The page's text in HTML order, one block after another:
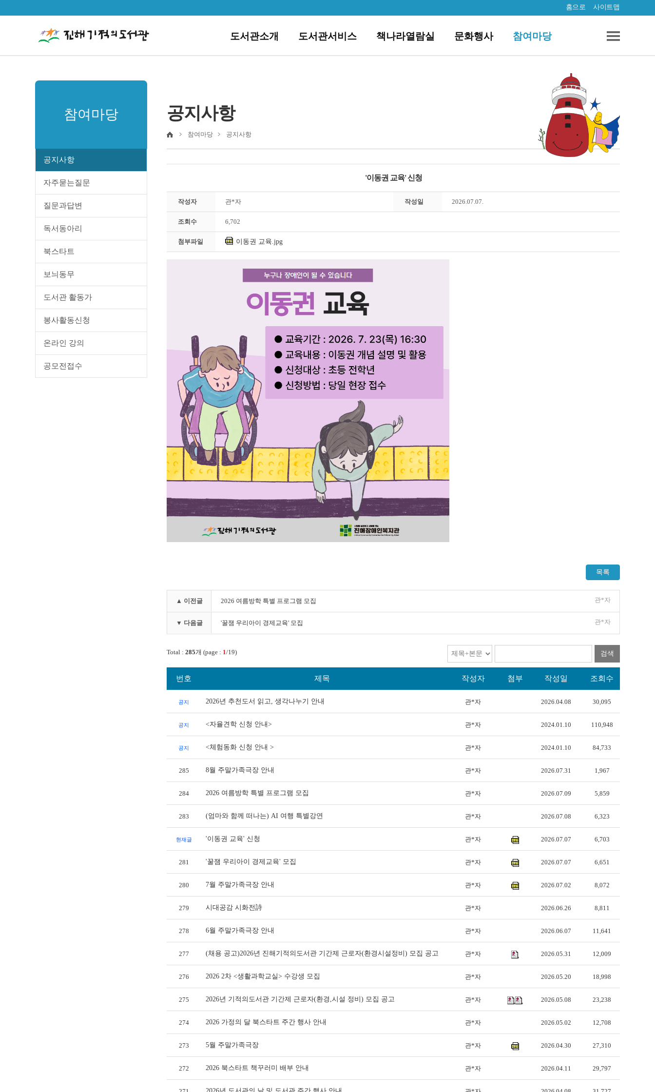
홈으로 사이트맵
도서관소개 도서관서비스 책나라열람실 문화행사 참여마당
전자도서관
참여마당
공지사항
자주묻는질문
질문과답변
독서동아리
북스타트
보늬동무
도서관 활동가
봉사활동신청
온라인 강의
공모전접수
공지사항
참여마당 공지사항
'이동권 교육' 신청
작성자 관*자 작성일 2026.07.07.
조회수 6,702
첨부파일 이동권 교육.jpg
목록
▲ 이전글 2026 여름방학 특별 프로그램 모집 관*자
▼ 다음글 '꿀잼 우리아이 경제교육' 모집 관*자
Total : 285개 (page : 1/19) 검색
번호 제목 작성자 첨부 작성일 조회수
공지 2026년 추천도서 읽고, 생각나누기 안내 관*자 2026.04.08 30,095
공지 <자율견학 신청 안내> 관*자 2024.01.10 110,948
공지 <체험동화 신청 안내 > 관*자 2024.01.10 84,733
285 8월 주말가족극장 안내 관*자 2026.07.31 1,967
284 2026 여름방학 특별 프로그램 모집 관*자 2026.07.09 5,859
283 (엄마와 함께 떠나는) AI 여행 특별강연 관*자 2026.07.08 6,323
현재글 '이동권 교육' 신청 관*자 2026.07.07 6,703
281 '꿀잼 우리아이 경제교육' 모집 관*자 2026.07.07 6,651
280 7월 주말가족극장 안내 관*자 2026.07.02 8,072
279 시대공감 시화전詩 관*자 2026.06.26 8,811
278 6월 주말가족극장 안내 관*자 2026.06.07 11,641
277 (채용 공고)2026년 진해기적의도서관 기간제 근로자(환경시설정비) 모집 공고 관*자 2026.05.31 12,009
276 2026 2차 <생활과학교실> 수강생 모집 관*자 2026.05.20 18,998
275 2026년 기적의도서관 기간제 근로자(환경,시설 정비) 모집 공고 관*자 2026.05.08 23,238
274 2026 가정의 달 북스타트 주간 행사 안내 관*자 2026.05.02 12,708
273 5월 주말가족극장 관*자 2026.04.30 27,310
272 2026 북스타트 책꾸러미 배부 안내 관*자 2026.04.11 29,797